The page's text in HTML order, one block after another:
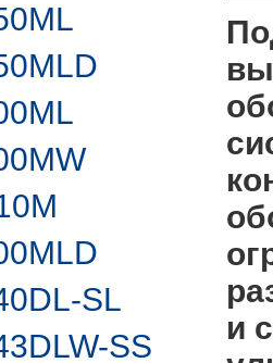
SL
SS
П
и